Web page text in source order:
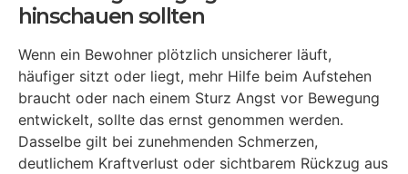
hinschauen sollten
Wenn ein Bewohner plötzlich unsicherer läuft,
häufiger sitzt oder liegt, mehr Hilfe beim Aufstehen
braucht oder nach einem Sturz Angst vor Bewegung
entwickelt, sollte das ernst genommen werden.
Dasselbe gilt bei zunehmenden Schmerzen,
deutlichem Kraftverlust oder sichtbarem Rückzug aus